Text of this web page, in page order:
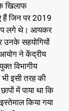
खिलाफ
हैं जिन पर 2019
लगे थे। आयकर
उनके सहयोगियों
ने केंद्रीय
विभागीय
इसी तरह की
में पाया था कि
किया गया